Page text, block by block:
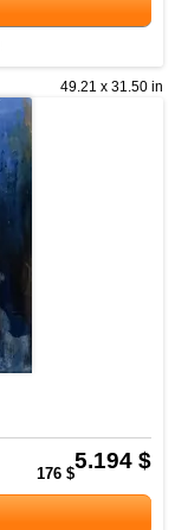
49.21 x 31.50 in
5.194 $
176 $